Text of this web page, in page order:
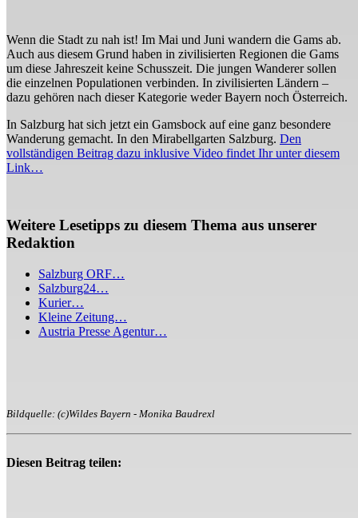
Wenn die Stadt zu nah ist! Im Mai und Juni wandern die Gams ab.
Auch aus diesem Grund haben in zivilisierten Regionen die Gams
um diese Jahreszeit keine Schusszeit. Die jungen Wanderer sollen
die einzelnen Populationen verbinden. In zivilisierten Ländern –
dazu gehören nach dieser Kategorie weder Bayern noch Österreich.
In Salzburg hat sich jetzt ein Gamsbock auf eine ganz besondere
Wanderung gemacht. In den Mirabellgarten Salzburg. Den
vollständigen Beitrag dazu inklusive Video findet Ihr unter diesem
Link…
Weitere Lesetipps zu diesem Thema aus unserer
Redaktion
Salzburg ORF…
Salzburg24…
Kurier…
Kleine Zeitung…
Austria Presse Agentur…
Bildquelle: (c)Wildes Bayern - Monika Baudrexl
Diesen Beitrag teilen: